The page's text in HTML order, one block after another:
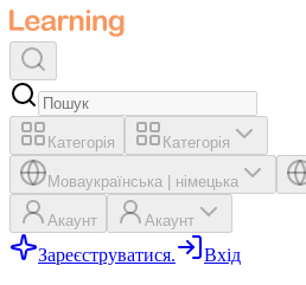
Категорія Категорія
Моваукраїнська німецька
Акаунт Акаунт
Зареєструватися. Вхід